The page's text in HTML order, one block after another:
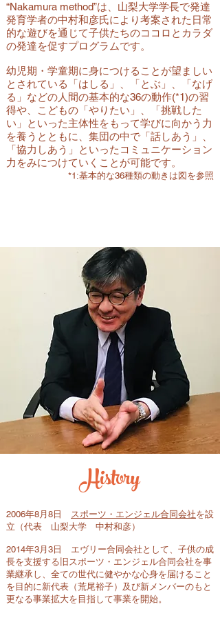
“Nakamura method”は、山梨大学学長で発達
発育学者の中村和彦氏により考案された日常
的な遊びを通じて子供たちのココロとカラダ
の発達を促すプログラムです。
幼児期・学童期に身につけることが望ましい
とされている「はしる」、「とぶ」、「なげ
る」などの人間の基本的な36の動作(*1)の習
得や、こどもの「やりたい」、「挑戦した
い」といった主体性をもって学びに向かう力
を養うとともに、集団の中で「話しあう」、
「協力しあう」といったコミュニケーション
力をみにつけていくことが可能です。
*1:基本的な36種類の動きは図を参照
History
2006年8月8日 スポーツ・エンジェル合同会社を設
立（代表 山梨大学 中村和彦）
2014年3月3日 エヴリー合同会社として、子供の成
長を支援する旧スポーツ・エンジェル合同会社を事
業継承し、全ての世代に健やかな心身を届けること
を目的に新代表（荒尾裕子）及び新メンバーのもと
更なる事業拡大を目指して事業を開始。